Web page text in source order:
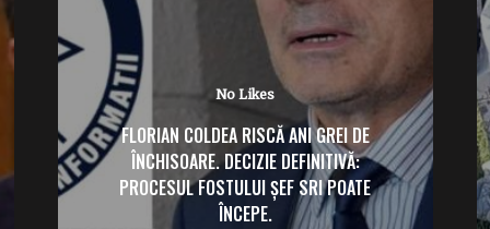
No Likes
FLORIAN COLDEA RISCĂ ANI GREI DE
ÎNCHISOARE. DECIZIE DEFINITIVĂ:
PROCESUL FOSTULUI ȘEF SRI POATE
ÎNCEPE.